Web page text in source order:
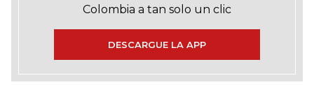
Colombia a tan solo un clic
DESCARGUE LA APP